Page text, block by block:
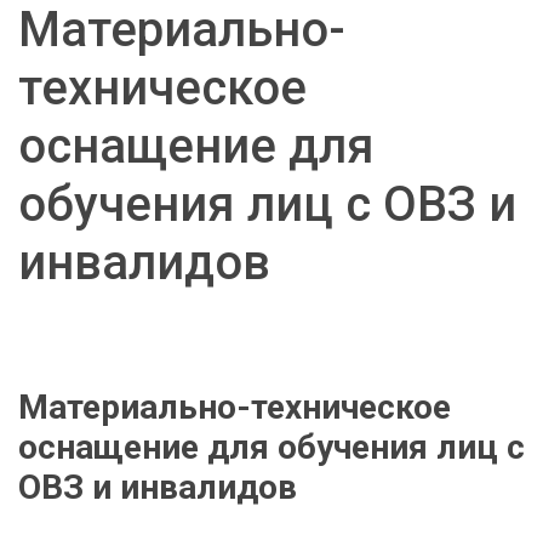
Материально-
техническое
оснащение для
обучения лиц с ОВЗ и
инвалидов
Материально-техническое
оснащение для обучения лиц с
ОВЗ и инвалидов